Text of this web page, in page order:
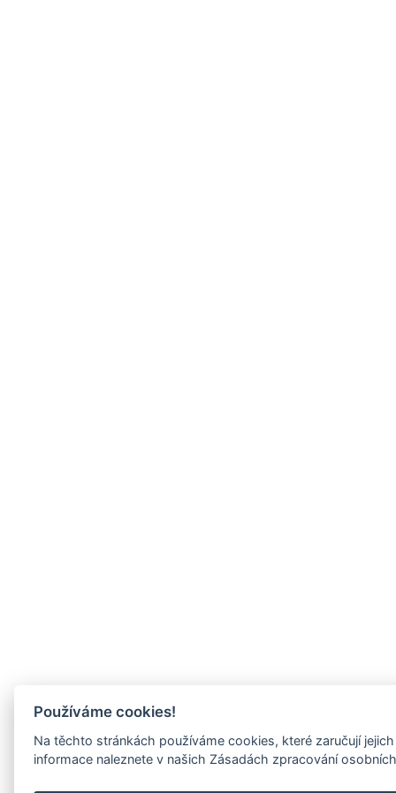
Používáme cookies!
Na těchto stránkách používáme cookies, které zaručují
informace naleznete v našich Zásadách zpracování